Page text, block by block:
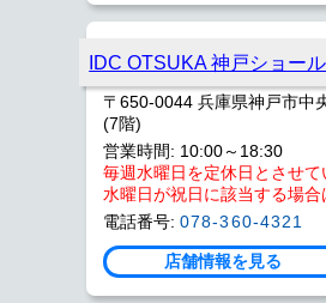
IDC OTSUKA 神戸ショー
〒650-0044 兵庫県神戸市中
(7階)
営業時間: 10:00～18:30
毎週水曜日を定休日とさせて
水曜日が祝日に該当する場合
電話番号: 078-360-4321
店舗情報を見る